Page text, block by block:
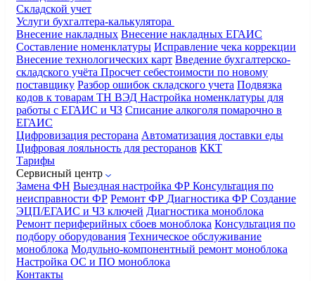
Складской учет
Услуги бухгалтера-калькулятора
Внесение накладных Внесение накладных ЕГАИС
Составление номенклатуры Исправление чека коррекции
Внесение технологических карт Введение бухгалтерско-
складского учёта Просчет себестоимости по новому
поставщику Разбор ошибок складского учета Подвязка
кодов к товарам ТН ВЭД Настройка номенклатуры для
работы с ЕГАИС и ЧЗ Списание алкоголя помарочно в
ЕГАИС
Цифровизация ресторана Автоматизация доставки еды
Цифровая лояльность для ресторанов ККТ
Тарифы
Сервисный центр
Замена ФН Выездная настройка ФР Консультация по
неисправности ФР Ремонт ФР Диагностика ФР Создание
ЭЦП/ЕГАИС и ЧЗ ключей Диагностика моноблока
Ремонт периферийных сбоев моноблока Консультация по
подбору оборудования Техническое обслуживание
моноблока Модульно-компонентный ремонт моноблока
Настройка ОС и ПО моноблока
Контакты